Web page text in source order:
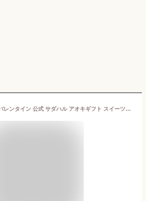
遅れてごめんね バレンタイン 公式 サダハル アオキギフト スイーツ【200円OFFクーポン◆LINE登録で】マカロン 10P バレンタイン パッケージ お菓子 焼き菓子 手提げ袋付き プレゼント おすすめ 高級 かわいい 贈り物 洋菓子 バレンタインデー Valentine's Day